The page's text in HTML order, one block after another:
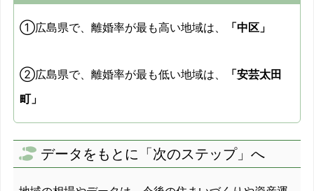
①広島県で、離婚率が最も高い地域は、 「中区」
②広島県で、離婚率が最も低い地域は、
「安芸太田
町」
データをもとに「次のステップ」へ